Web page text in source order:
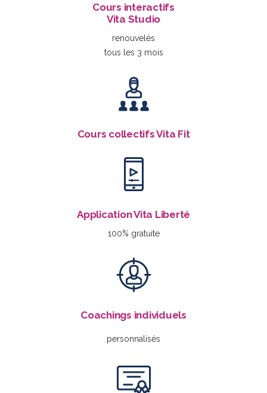
Cours interactifs
Vita Studio
renouvelés
tous les 3 mois
Cours collectifs Vita Fit
Application Vita Liberté
100% gratuite
Coachings individuels
personnalisés